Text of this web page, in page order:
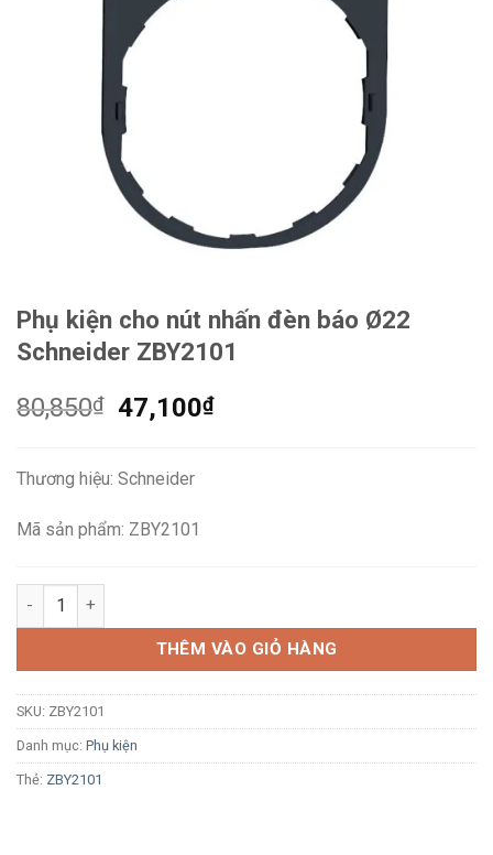
Phụ kiện cho nút nhấn đèn báo Ø22
Schneider ZBY2101
80,850₫
Giá
80,850₫.
47,100₫Giá
Thương hiệu: Schneider
Mã sản phẩm: ZBY2101
Phụ kiện cho nút nhấn đèn báo Ø22 Schneider ZBY2101 số
THÊM VÀO GIỎ HÀNG
SKU: ZBY2101
Danh mục: Phụ kiện
Thẻ: ZBY2101